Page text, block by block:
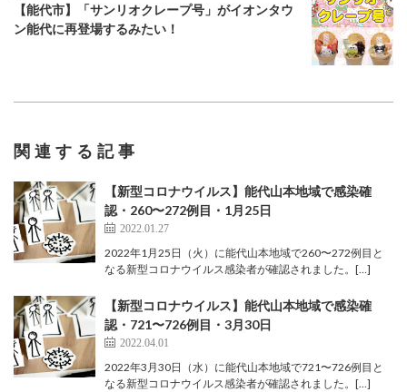
【能代市】「サンリオクレープ号」がイオンタウ
ン能代に再登場するみたい！
関連する記事
【新型コロナウイルス】能代山本地域で感染確
認・260〜272例目・1月25日
2022.01.27
2022年1月25日（火）に能代山本地域で260〜272例目と
なる新型コロナウイルス感染者が確認されました。[…]
【新型コロナウイルス】能代山本地域で感染確
認・721〜726例目・3月30日
2022.04.01
2022年3月30日（水）に能代山本地域で721〜726例目と
なる新型コロナウイルス感染者が確認されました。[…]